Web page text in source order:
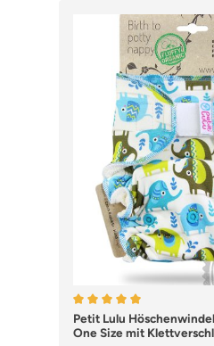
Durchschnittliche
Petit Lulu
One Size mit